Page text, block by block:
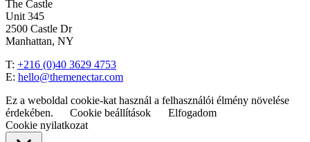
The Castle
Unit 345
2500 Castle Dr
Manhattan, NY
T: +216 (0)40 3629 4753
E: hello@themenectar.com
Ez a weboldal cookie-kat használ a felhasználói élmény növelése
érdekében.
Cookie beállítások
Elfogadom
Cookie nyilatkozat